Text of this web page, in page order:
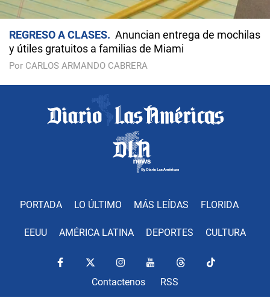
REGRESO A CLASES
Anuncian entrega de mochilas
y útiles gratuitos a familias de Miami
Por CARLOS ARMANDO CABRERA
PORTADA LO ÚLTIMO MÁS LEÍDAS FLORIDA
EEUU AMÉRICA LATINA DEPORTES CULTURA
Contactenos RSS